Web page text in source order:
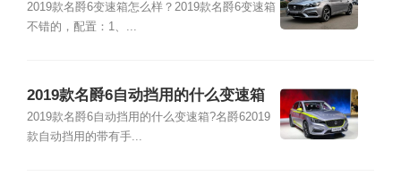
2019款名爵6变速箱怎么样？2019款名爵6变速箱
不错的，配置：1、...
2019款名爵6自动挡用的什么变速箱
2019款名爵6自动挡用的什么变速箱?名爵62019
款自动挡用的带有手...